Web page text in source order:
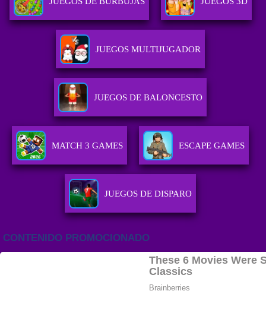
JUEGOS MULTIJUGADOR
JUEGOS DE BALONCESTO
MATCH 3 GAMES ESCAPE GAMES
JUEGOS DE DISPARO